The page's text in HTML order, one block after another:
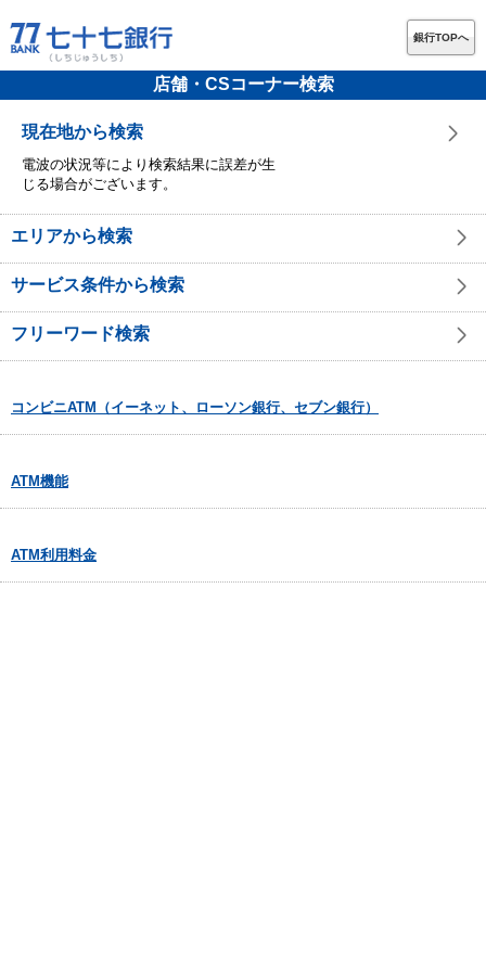
銀行TOPへ
店舗・CSコーナー検索
現在地から検索
電波の状況等により検索結果に誤差が生
じる場合がございます。
エリアから検索
サービス条件から検索
フリーワード検索
コンビニATM（イーネット、ローソン銀行、セブン銀行）
ATM機能
ATM利用料金